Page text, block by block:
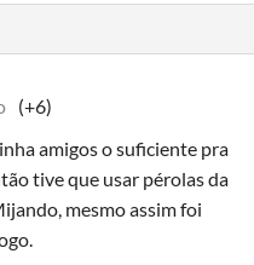
(+6)
amigos o suficiente pra
tive que usar pérolas da
mesmo assim foi